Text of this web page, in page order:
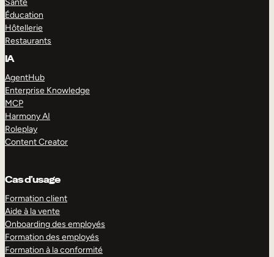
Éducation
Hôtellerie
Restaurants
IA
AgentHub
Enterprise Knowledge
MCP
Harmony AI
Roleplay
Content Creator
Cas d’usage
Formation client
Aide à la vente
Onboarding des employés
Formation des employés
Formation à la conformité